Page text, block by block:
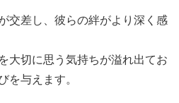
交差し、彼らの絆がより深く感
大切に思う気持ちが溢れ出てお
を与えます。